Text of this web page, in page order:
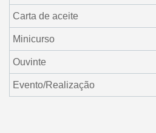
Carta de aceite
Minicurso
Ouvinte
Evento/Realização